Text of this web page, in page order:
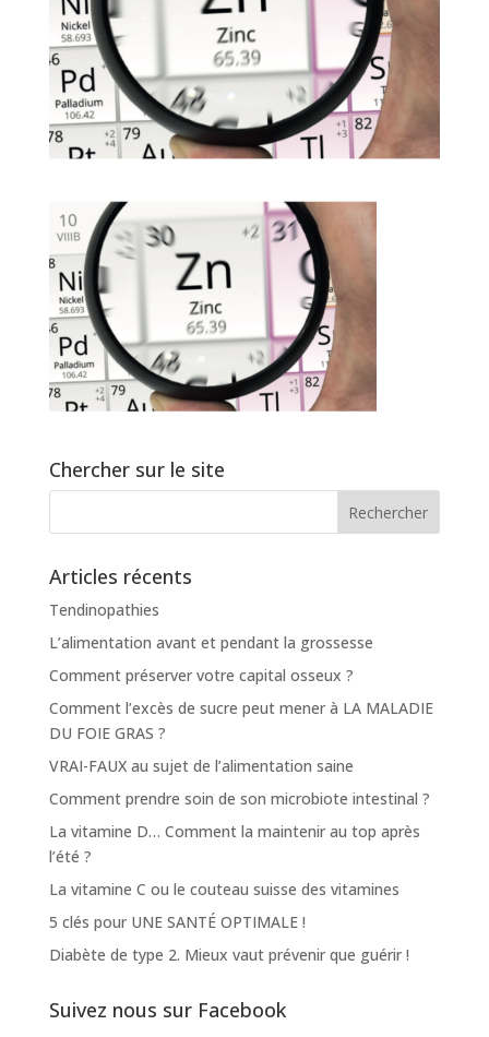
Chercher sur le site
Articles récents
Tendinopathies
L’alimentation avant et pendant la grossesse
Comment préserver votre capital osseux ?
Comment l’excès de sucre peut mener à LA MALADIE
DU FOIE GRAS ?
VRAI-FAUX au sujet de l’alimentation saine
Comment prendre soin de son microbiote intestinal ?
La vitamine D… Comment la maintenir au top après
l’été ?
La vitamine C ou le couteau suisse des vitamines
5 clés pour UNE SANTÉ OPTIMALE !
Diabète de type 2. Mieux vaut prévenir que guérir !
Suivez nous sur Facebook